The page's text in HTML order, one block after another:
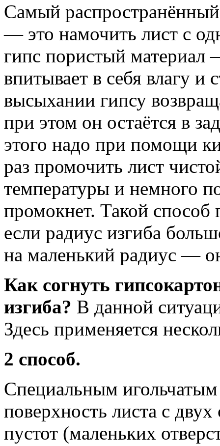
Самый
— это намочить лист с
гипс пористый
впитывает в себя влагу и
высыхании гипсу
при этом он остаётся в
этого надо при помощи
раз промочить лист
температуры и немного
промокнет. Такой способ
если радиус изгиба
на маленький радиус —
Как согнуть
изгиба? В данной
Здесь применяется
2 способ.
Специальным
поверхность листа с
пустот (маленьких